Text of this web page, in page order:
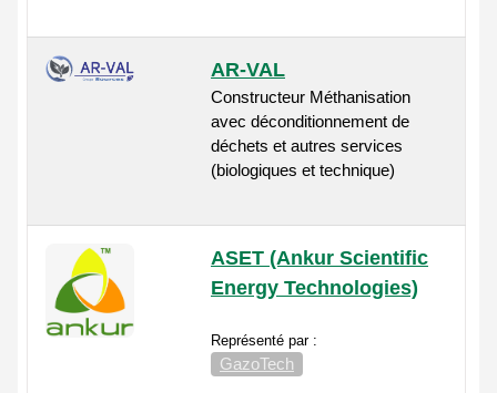
AR-VAL
Constructeur Méthanisation
avec déconditionnement de
déchets et autres services
(biologiques et technique)
ASET (Ankur Scientific
Energy Technologies)
Représenté par :
GazoTech